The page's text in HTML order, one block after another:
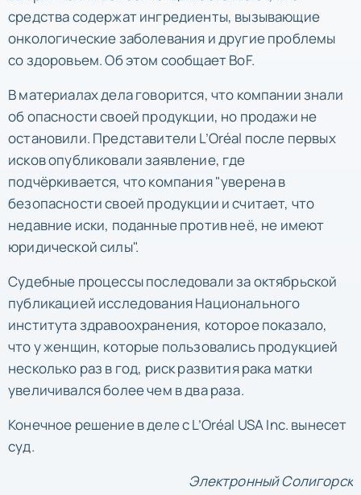
средства содержат ингредиенты, вызывающие
онкологические заболевания и другие проблемы
со здоровьем. Об этом сообщает BoF.
В материалах дела говорится, что компании знали
об опасности своей продукции, но продажи не
остановили. Представители L’Oréal после первых
исков опубликовали заявление, где
подчёркивается, что компания "уверена в
безопасности своей продукции и считает, что
недавние иски, поданные против неё, не имеют
юридической силы".
Судебные процессы последовали за октябрьской
публикацией исследования Национального
института здравоохранения, которое показало,
что у женщин, которые пользовались продукцией
несколько раз в год, риск развития рака матки
увеличивался более чем в два раза.
Конечное решение в деле с L’Oréal USA Inc. вынесет
суд.
Электронный Солигорск